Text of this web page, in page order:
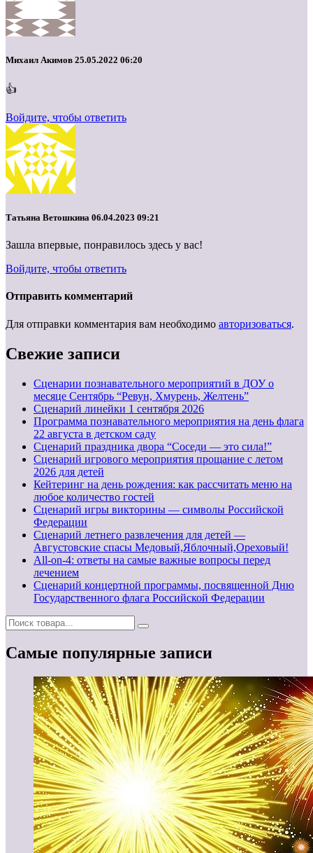
Михаил Акимов 25.05.2022 06:20
👍
Войдите, чтобы ответить
Татьяна Ветошкина 06.04.2023 09:21
Зашла впервые, понравилось здесь у вас!
Войдите, чтобы ответить
Отправить комментарий
Для отправки комментария вам необходимо авторизоваться.
Свежие записи
Сценарии познавательного мероприятий в ДОУ о
месяце Сентябрь “Ревун, Хмурень, Желтень”
Cценарий линейки 1 сентября 2026
Программа познавательного мероприятия на день флага
22 августа в детском саду
Сценарий праздника двора “Соседи — это сила!”
Сценарий игрового мероприятия прощание с летом
2026 для детей
Кейтеринг на день рождения: как рассчитать меню на
любое количество гостей
Сценарий игры викторины — символы Российской
Федерации
Сценарий летнего развлечения для детей —
Августовские спасы Медовый,Яблочный,Ореховый!
All-on-4: ответы на самые важные вопросы перед
лечением
Сценарий концертной программы, посвященной Дню
Государственного флага Российской Федерации
Самые популярные записи